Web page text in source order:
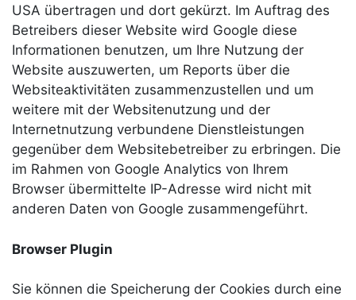
USA übertragen und dort gekürzt. Im Auftrag des
Betreibers dieser Website wird Google diese
Informationen benutzen, um Ihre Nutzung der
Website auszuwerten, um Reports über die
Websiteaktivitäten zusammenzustellen und um
weitere mit der Websitenutzung und der
Internetnutzung verbundene Dienstleistungen
gegenüber dem Websitebetreiber zu erbringen. Die
im Rahmen von Google Analytics von Ihrem
Browser übermittelte IP-Adresse wird nicht mit
anderen Daten von Google zusammengeführt.
Browser Plugin
Sie können die Speicherung der Cookies durch eine